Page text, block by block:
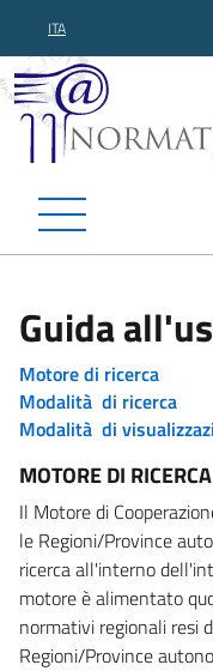
ITA
Guida
Motore di ricerca
Modalità di ricerca
Modalità di
MOTORE DI RICERCA
Il Motore di
le Regioni/Province
ricerca all'interno
motore è alimentato
normativi regionali resi
Regioni/Province